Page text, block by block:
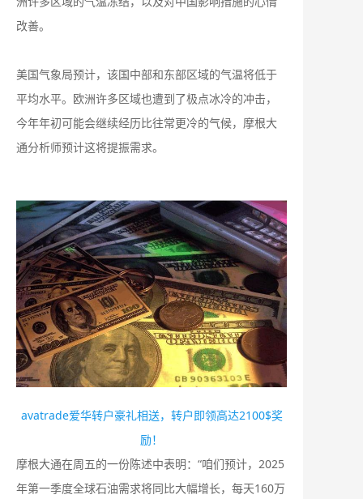
改善。
美国气象局预计，该国中部和东部区域的气温将低于
平均水平。欧洲许多区域也遭到了极点冰冷的冲击，
今年年初可能会继续经历比往常更冷的气候，摩根大
通分析师预计这将提振需求。
avatrade爱华转户豪礼相送，转户即领高达2100$奖
励！
摩根大通在周五的一份陈述中表明：“咱们预计，2025
年第一季度全球石油需求将同比大幅增长，每天160万